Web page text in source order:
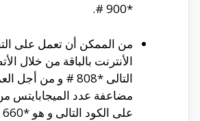
*900 #.
من الممكن أن تعمل على
الأنترنت بالباقة من خلال
التالى *808 # و من
مضاعفة عدد الميجابايتس
على الكود التالى و هو *660 #.